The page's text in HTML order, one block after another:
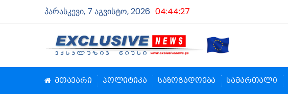
პარასკევი, 7 აგვისტო, 2026 04:44:28
მთავარი პოლიტიკა საზოგადოება სამართალი